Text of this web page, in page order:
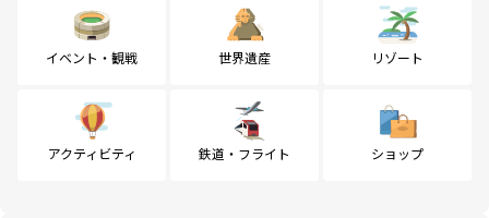
イベント・観戦 世界遺産 リゾート
アクティビティ 鉄道・フライト ショップ